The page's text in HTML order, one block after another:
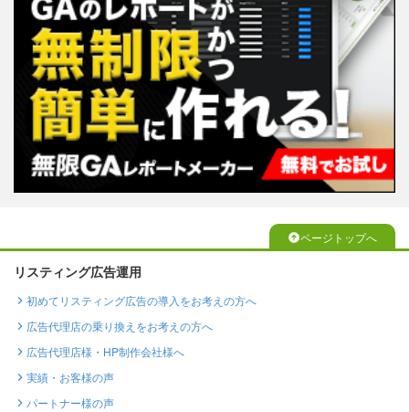
ページトップへ
リスティング広告運用
初めてリスティング広告の導入をお考えの方へ
広告代理店の乗り換えをお考えの方へ
広告代理店様・HP制作会社様へ
実績・お客様の声
パートナー様の声